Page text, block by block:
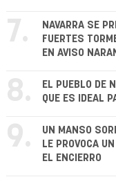
7.
NAVARRA SE
FUERTES
EN AVISO
8.
EL PUEBLO DE
QUE ES IDEAL
9.
UN MANSO
LE PROVOCA
EL ENCIERRO